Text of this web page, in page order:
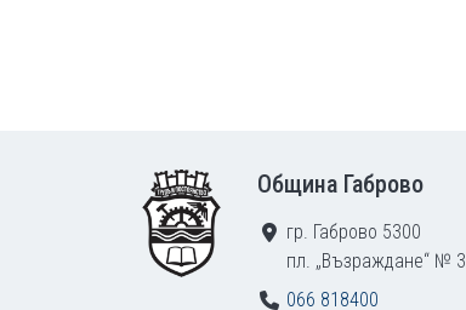
Община Габрово
гр. Габрово 5300
пл. „Възраждане“ № 3
066 818400